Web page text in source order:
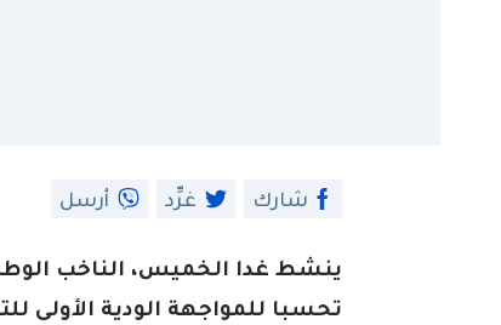
شارك غرِّد أرسل
ينشط غدا الخميس، الناخب
تحسبا للمواجهة الودية الأولى